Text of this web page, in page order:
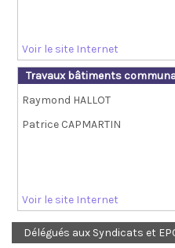
Voir le site Internet
Travaux bâtiments
Raymond HALLOT
Patrice CAPMARTIN
Voir le site Internet
Délégués aux Syndicats et